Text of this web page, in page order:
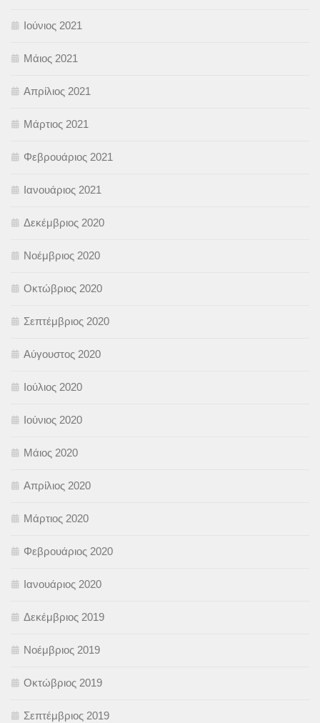
Ιούνιος 2021
Μάιος 2021
Απρίλιος 2021
Μάρτιος 2021
Φεβρουάριος 2021
Ιανουάριος 2021
Δεκέμβριος 2020
Νοέμβριος 2020
Οκτώβριος 2020
Σεπτέμβριος 2020
Αύγουστος 2020
Ιούλιος 2020
Ιούνιος 2020
Μάιος 2020
Απρίλιος 2020
Μάρτιος 2020
Φεβρουάριος 2020
Ιανουάριος 2020
Δεκέμβριος 2019
Νοέμβριος 2019
Οκτώβριος 2019
Σεπτέμβριος 2019